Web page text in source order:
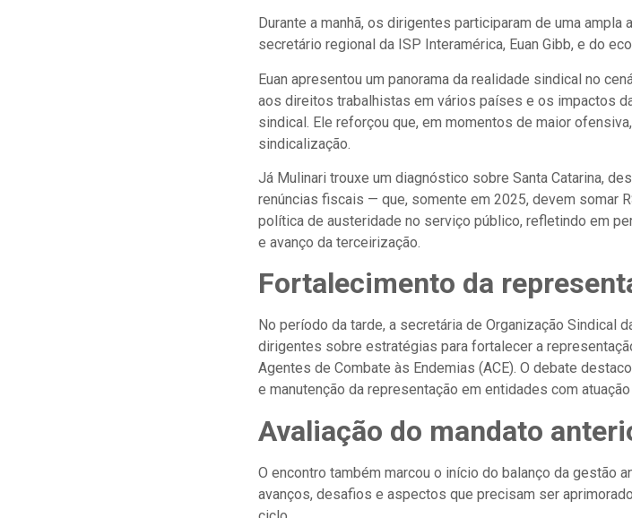
Durante a manhã, os dirigentes participaram de uma
secretário regional da ISP Interamérica, Euan Gibb, e do
Euan apresentou um panorama da realidade sindical no
aos direitos trabalhistas em vários países e os impactos
sindical. Ele reforçou que, em momentos de maior
sindicalização.
Já Mulinari trouxe um diagnóstico sobre Santa Catarina,
renúncias fiscais — que, somente em 2025, devem somar
política de austeridade no serviço público, refletindo em
e avanço da terceirização.
Fortalecimento da
No período da tarde, a secretária de Organização Sindical
dirigentes sobre estratégias para fortalecer a
Agentes de Combate às Endemias (ACE). O debate
e manutenção da representação em entidades com
Avaliação do mandato
O encontro também marcou o início do balanço da gestão
avanços, desafios e aspectos que precisam ser